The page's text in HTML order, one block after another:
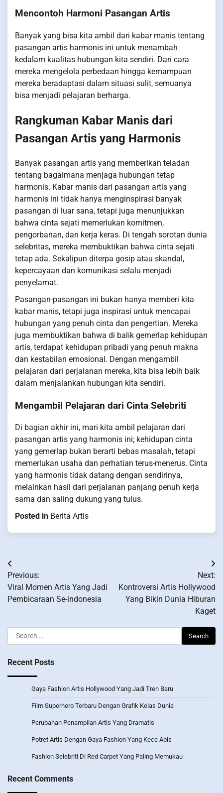
Mencontoh Harmoni Pasangan Artis
Banyak yang bisa kita ambil dari kabar manis tentang
pasangan artis harmonis ini untuk menambah
kedalam kualitas hubungan kita sendiri. Dari cara
mereka mengelola perbedaan hingga kemampuan
mereka beradaptasi dalam situasi sulit, semuanya
bisa menjadi pelajaran berharga.
Rangkuman Kabar Manis dari
Pasangan Artis yang Harmonis
Banyak pasangan artis yang memberikan teladan
tentang bagaimana menjaga hubungan tetap
harmonis. Kabar manis dari pasangan artis yang
harmonis ini tidak hanya menginspirasi banyak
pasangan di luar sana, tetapi juga menunjukkan
bahwa cinta sejati memerlukan komitmen,
pengorbanan, dan kerja keras. Di tengah sorotan dunia
selebritas, mereka membuktikan bahwa cinta sejati
tetap ada. Sekalipun diterpa gosip atau skandal,
kepercayaan dan komunikasi selalu menjadi
penyelamat.
Pasangan-pasangan ini bukan hanya memberi kita
kabar manis, tetapi juga inspirasi untuk mencapai
hubungan yang penuh cinta dan pengertian. Mereka
juga membuktikan bahwa di balik gemerlap kehidupan
artis, terdapat kehidupan pribadi yang penuh makna
dan kestabilan emosional. Dengan mengambil
pelajaran dari perjalanan mereka, kita bisa lebih baik
dalam menjalankan hubungan kita sendiri.
Mengambil Pelajaran dari Cinta Selebriti
Di bagian akhir ini, mari kita ambil pelajaran dari
pasangan artis yang harmonis ini; kehidupan cinta
yang gemerlap bukan berarti bebas masalah, tetapi
memerlukan usaha dan perhatian terus-menerus. Cinta
yang harmonis tidak datang dengan sendirinya,
melainkan hasil dari perjalanan panjang penuh kerja
sama dan saling dukung yang tulus.
Posted in Berita Artis
Post
navigation
Previous:
Viral Momen Artis Yang Jadi
Pembicaraan Se-indonesia
Next:
Kontroversi Artis Hollywood
Yang Bikin Dunia Hiburan
Kaget
Search
for:
Recent Posts
Gaya Fashion Artis Hollywood Yang Jadi Tren Baru
Film Superhero Terbaru Dengan Grafik Kelas Dunia
Perubahan Penampilan Artis Yang Dramatis
Potret Artis Dengan Gaya Fashion Yang Kece Abis
Fashion Selebriti Di Red Carpet Yang Paling Memukau
Recent Comments